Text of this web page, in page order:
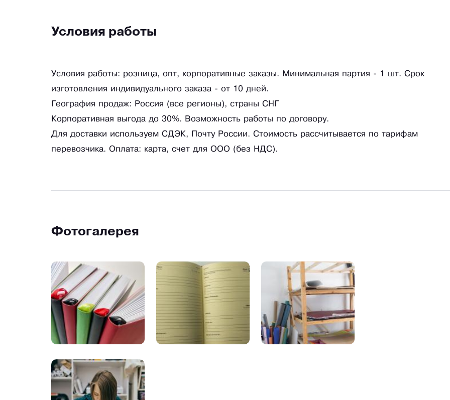
Условия работы
Условия работы: розница, опт, корпоративные заказы. Минимальная партия - 1 шт. Срок
изготовления индивидуального заказа - от 10 дней.
География продаж: Россия (все регионы), страны СНГ
Корпоративная выгода до 30%. Возможность работы по договору.
Для доставки используем СДЭК, Почту России. Стоимость рассчитывается по тарифам
перевозчика. Оплата: карта, счет для ООО (без НДС).
Фотогалерея